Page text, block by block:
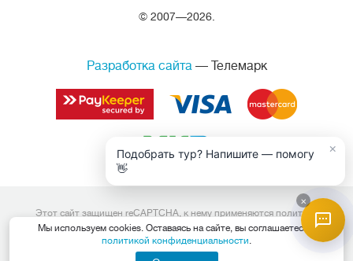
© 2007—2026.
Разработка сайта— Телемарк
Мы используем cookies. Оставаясь на сайте, вы соглашаетесь с
политикой конфиденциальности.
Этот сайт защищен reCAPTCHA, к нему применяются политика
конфиденциальностииусловия обслуживанияGoogle.
Данный интернет сайт носит исключительно информационный
характер и вся информация на нем не является публичной офертой,
определяемой положениями Статьи 437 (2) Гражданского кодекса
×
Подобрать тур? Напишите — помогу
👋
×